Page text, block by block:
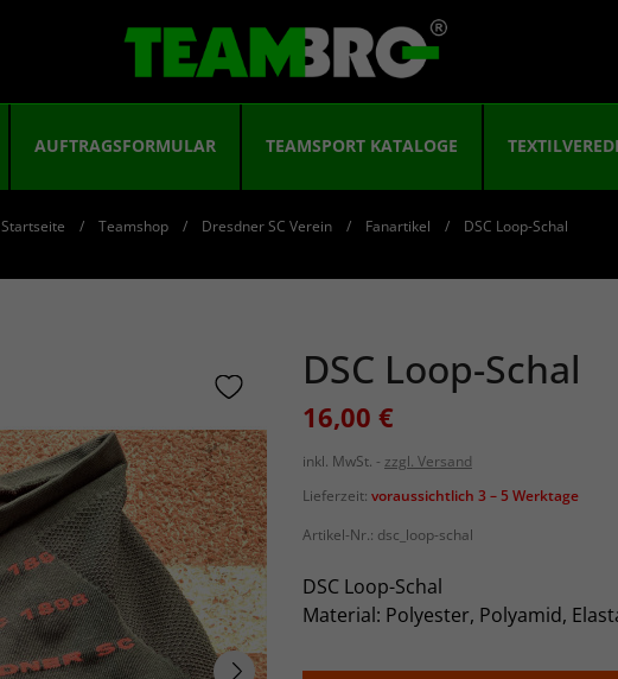
AUFTRAGSFORMULAR TEAMSPORT KATALOGE
Startseite Teamshop Dresdner SC Verein Fanartikel DSC Loop-Schal
DSC Loop-Schal
16,00 €
inkl. MwSt.
zzgl. Versand
Lieferzeit: voraussichtlich 3 – 5 Werktage
Artikel-Nr.: dsc_loop-schal
DSC Loop-Schal
Material: Polyester, Polyamid,